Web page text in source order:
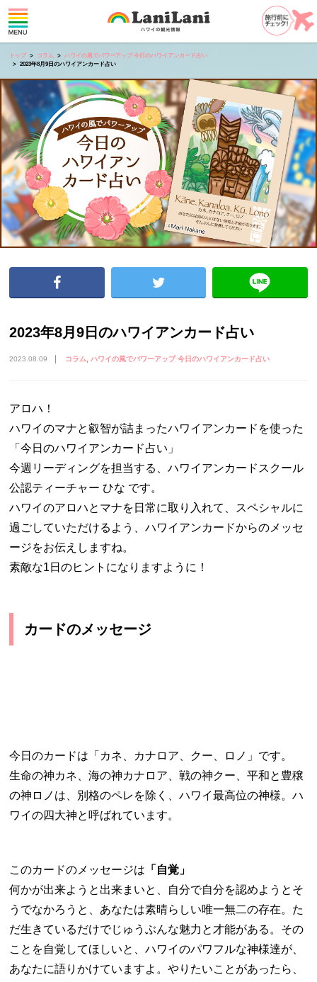
トップ コラム
ハワイの風でパワーアップ 今日のハワイアンカード占い
2023年8月9日のハワイアンカード占い
2023年8月9日のハワイアンカード占い
2023.08.09 コラム ハワイの風でパワーアップ 今日のハワイアンカード占い
アロハ！
ハワイのマナと叡智が詰まったハワイアンカードを使った
「今日のハワイアンカード占い」
今週リーディングを担当する、ハワイアンカードスクール
公認ティーチャー ひな です。
ハワイのアロハとマナを日常に取り入れて、スペシャルに
過ごしていただけるよう、ハワイアンカードからのメッセ
ージをお伝えしますね。
素敵な1日のヒントになりますように！
カードのメッセージ
今日のカードは「カネ、カナロア、クー、ロノ」です。
生命の神カネ、海の神カナロア、戦の神クー、平和と豊穣
の神ロノは、別格のペレを除く、ハワイ最高位の神様。ハ
ワイの四大神と呼ばれています。
このカードのメッセージは 「自覚」
何かが出来ようと出来まいと、自分で自分を認めようとそ
うでなかろうと、あなたは素晴らしい唯一無二の存在。た
だ生きているだけでじゅうぶんな魅力と才能がある。その
ことを自覚してほしいと、ハワイのパワフルな神様達が、
あなたに語りかけていますよ。やりたいことがあったら、